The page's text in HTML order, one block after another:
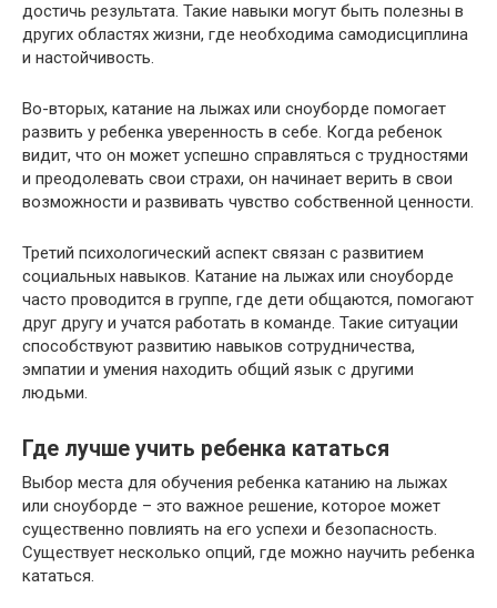
достичь результата. Такие навыки могут быть полезны в
других областях жизни, где необходима самодисциплина
и настойчивость.
Во-вторых, катание на лыжах или сноуборде помогает
развить у ребенка уверенность в себе. Когда ребенок
видит, что он может успешно справляться с трудностями
и преодолевать свои страхи, он начинает верить в свои
возможности и развивать чувство собственной ценности.
Третий психологический аспект связан с развитием
социальных навыков. Катание на лыжах или сноуборде
часто проводится в группе, где дети общаются, помогают
друг другу и учатся работать в команде. Такие ситуации
способствуют развитию навыков сотрудничества,
эмпатии и умения находить общий язык с другими
людьми.
Где лучше учить ребенка кататься
Выбор места для обучения ребенка катанию на лыжах
или сноуборде – это важное решение, которое может
существенно повлиять на его успехи и безопасность.
Существует несколько опций, где можно научить ребенка
кататься.